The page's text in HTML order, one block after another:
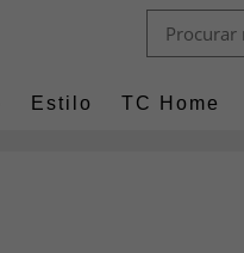
Estilo TC Home